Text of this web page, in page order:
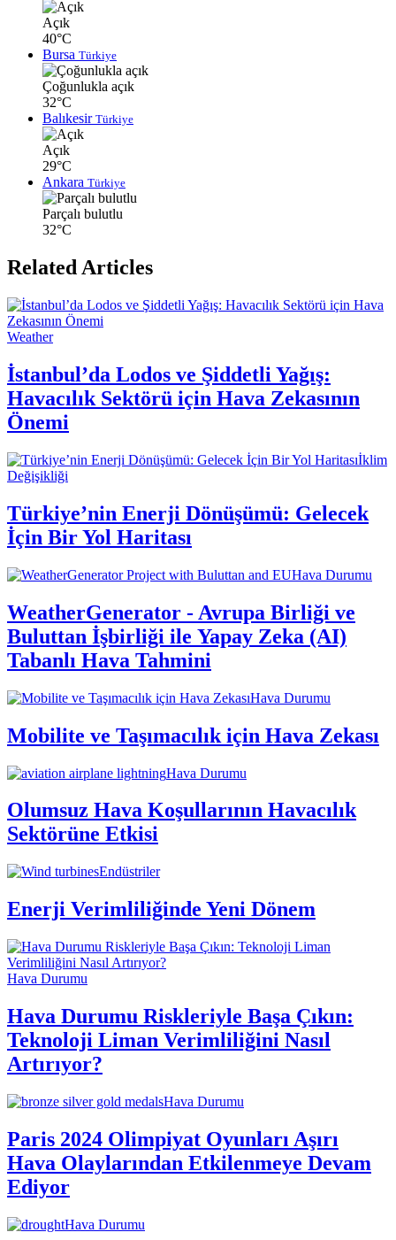
Açık
40°C
Bursa Türkiye
Çoğunlukla açık
32°C
Balıkesir Türkiye
Açık
29°C
Ankara Türkiye
Parçalı bulutlu
32°C
Related Articles
Weather
İstanbul’da Lodos ve Şiddetli Yağış:
Havacılık Sektörü için Hava Zekasının
Önemi
İklim
Değişikliği
Türkiye’nin Enerji Dönüşümü: Gelecek
İçin Bir Yol Haritası
Hava Durumu
WeatherGenerator - Avrupa Birliği ve
Buluttan İşbirliği ile Yapay Zeka (AI)
Tabanlı Hava Tahmini
Hava Durumu
Mobilite ve Taşımacılık için Hava Zekası
Hava Durumu
Olumsuz Hava Koşullarının Havacılık
Sektörüne Etkisi
Endüstriler
Enerji Verimliliğinde Yeni Dönem
Hava Durumu
Hava Durumu Riskleriyle Başa Çıkın:
Teknoloji Liman Verimliliğini Nasıl
Artırıyor?
Hava Durumu
Paris 2024 Olimpiyat Oyunları Aşırı
Hava Olaylarından Etkilenmeye Devam
Ediyor
Hava Durumu